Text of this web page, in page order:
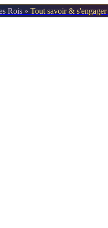
Rois » Tout savoir &